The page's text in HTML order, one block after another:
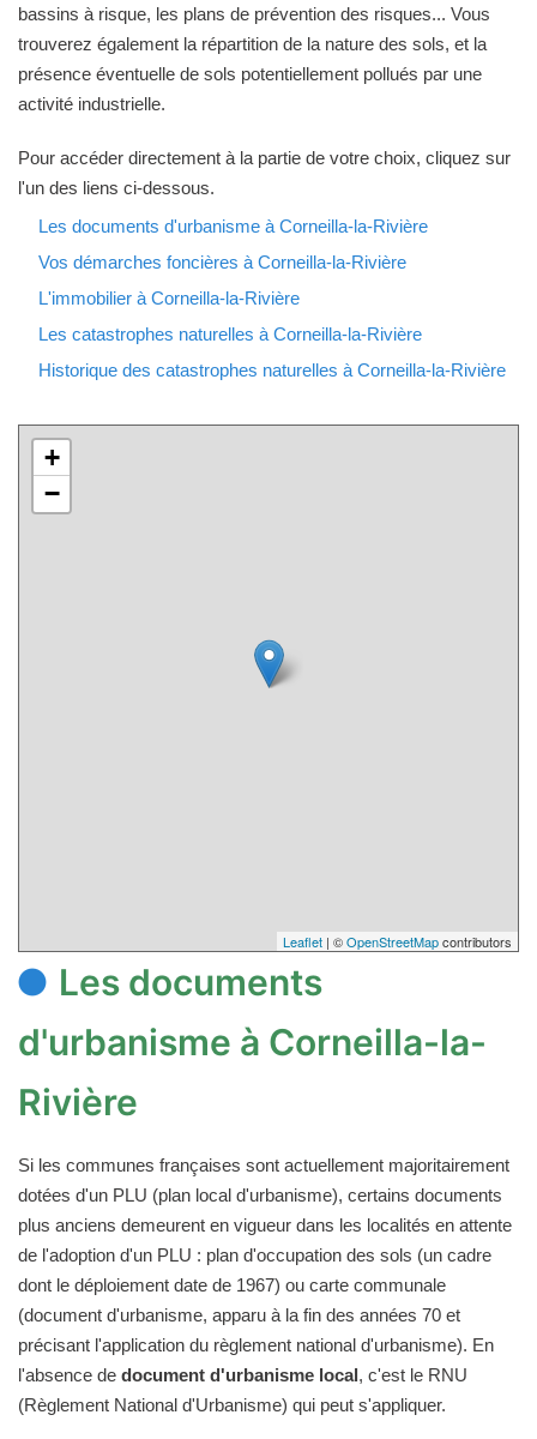
bassins à risque, les plans de prévention des risques... Vous
trouverez également la répartition de la nature des sols, et la
présence éventuelle de sols potentiellement pollués par une
activité industrielle.
Pour accéder directement à la partie de votre choix, cliquez sur
l'un des liens ci-dessous.
Les documents d'urbanisme à Corneilla-la-Rivière
Vos démarches foncières à Corneilla-la-Rivière
L'immobilier à Corneilla-la-Rivière
Les catastrophes naturelles à Corneilla-la-Rivière
Historique des catastrophes naturelles à Corneilla-la-Rivière
+
−
Leaflet | ©OpenStreetMapcontributors
Les documents
d'urbanisme à Corneilla-la-
Rivière
Si les communes françaises sont actuellement majoritairement
dotées d'un PLU (plan local d'urbanisme), certains documents
plus anciens demeurent en vigueur dans les localités en attente
de l'adoption d'un PLU : plan d'occupation des sols (un cadre
dont le déploiement date de 1967) ou carte communale
(document d'urbanisme, apparu à la fin des années 70 et
précisant l'application du règlement national d'urbanisme). En
l'absence de document d'urbanisme local, c'est le RNU
(Règlement National d'Urbanisme) qui peut s'appliquer.